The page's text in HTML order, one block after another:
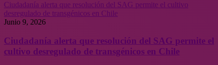
Ciudadanía alerta que resolución del SAG permite el cultivo
desregulado de transgénicos en Chile
Junio 9, 2026
Ciudadanía alerta que resolución del SAG permite el
cultivo desregulado de transgénicos en Chile